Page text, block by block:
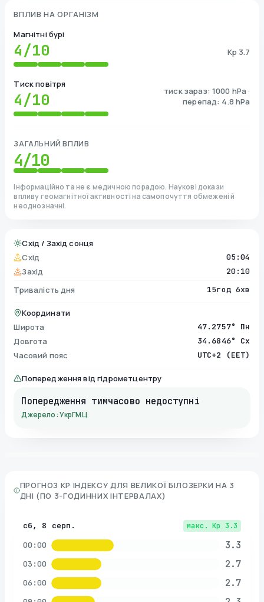
ВПЛИВ НА ОРГАНІЗМ
Магнітні бурі
4/10 Kp 3.7
Тиск повітря
4/10
тиск зараз: 1000 hPa ·
перепад: 4.8 hPa
ЗАГАЛЬНИЙ ВПЛИВ
4/10
Інформаційно та не є медичною порадою. Наукові докази
впливу геомагнітної активності на самопочуття обмежені й
неоднозначні.
Схід / Захід сонця
Схід
05:04
Захід 20:10
Тривалість дня 15год 6хв
Координати
Широта
47.2757° Пн
Довгота 34.6846° Сх
Часовий пояс UTC+2 (EET)
Попередження від гідрометцентру
Попередження тимчасово недоступні
Джерело: УкрГМЦ
ПРОГНОЗ KP ІНДЕКСУ ДЛЯ ВЕЛИКОЇ БІЛОЗЕРКИ НА 3
ДНІ (ПО 3-ГОДИННИХ ІНТЕРВАЛАХ)
сб, 8 серп. макс. Kp 3.3
00:00 3.3
03:00 2.7
06:00 2.7